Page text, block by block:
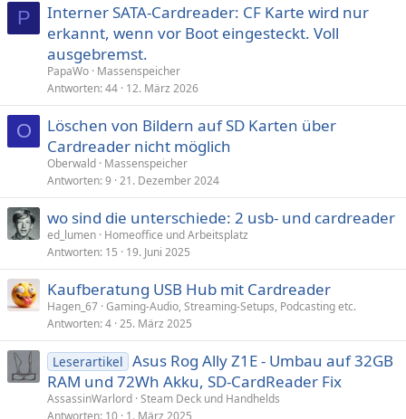
P
Interner SATA-Cardreader: CF Karte wird nur
erkannt, wenn vor Boot eingesteckt. Voll
ausgebremst.
PapaWo Massenspeicher
Antworten 44 12. März 2026
O
Löschen von Bildern auf SD Karten über
Cardreader nicht möglich
Oberwald Massenspeicher
Antworten 9 21. Dezember 2024
wo sind die unterschiede: 2 usb- und cardreader
ed_lumen Homeoffice und Arbeitsplatz
Antworten 15 19. Juni 2025
Kaufberatung USB Hub mit Cardreader
Hagen_67 Gaming-Audio, Streaming-Setups, Podcasting etc.
Antworten 4 25. März 2025
Leserartikel Asus Rog Ally Z1E - Umbau auf 32GB
RAM und 72Wh Akku, SD-CardReader Fix
AssassinWarlord Steam Deck und Handhelds
Antworten 10 1. März 2025